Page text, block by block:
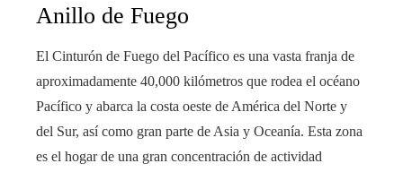
Anillo de Fuego
El Cinturón de Fuego del Pacífico es una vasta franja de
aproximadamente 40,000 kilómetros que rodea el océano
Pacífico y abarca la costa oeste de América del Norte y
del Sur, así como gran parte de Asia y Oceanía. Esta zona
es el hogar de una gran concentración de actividad